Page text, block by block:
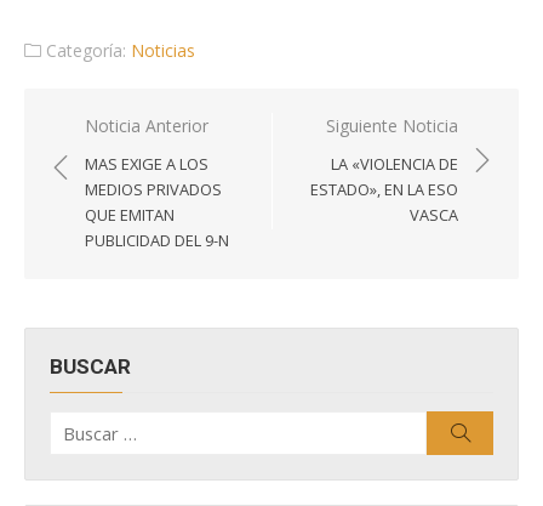
Categoría: Noticias
Navegación
de
entradas
Noticia Anterior
MAS EXIGE A LOS
MEDIOS PRIVADOS
QUE EMITAN
PUBLICIDAD DEL 9-N
Siguiente Noticia
LA «VIOLENCIA DE
ESTADO», EN LA ESO
VASCA
BUSCAR
por: